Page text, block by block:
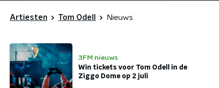
Artiesten Tom Odell Nieuws
3FM nieuws
Win tickets voor Tom Odell in de
Ziggo Dome op 2 juli